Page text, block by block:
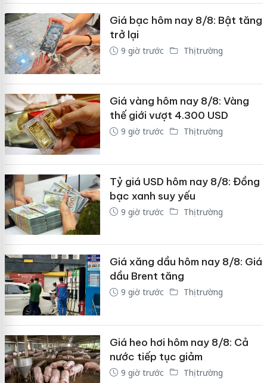
Giá bạc hôm nay 8/8: Bật tăng
trở lại
9 giờ trước Thị trường
Giá vàng hôm nay 8/8: Vàng
thế giới vượt 4.300 USD
9 giờ trước Thị trường
Tỷ giá USD hôm nay 8/8: Đồng
bạc xanh suy yếu
9 giờ trước Thị trường
Giá xăng dầu hôm nay 8/8: Giá
dầu Brent tăng
9 giờ trước Thị trường
Giá heo hơi hôm nay 8/8: Cả
nước tiếp tục giảm
9 giờ trước Thị trường